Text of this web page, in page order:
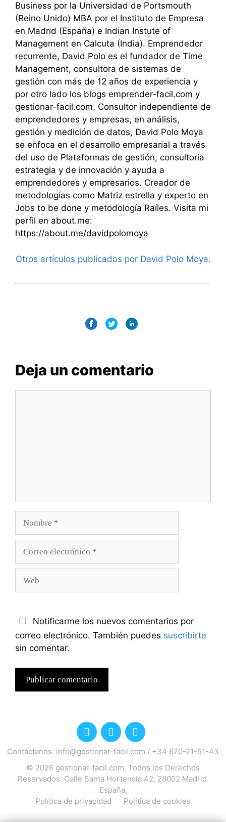
Business por la Universidad de Portsmouth
(Reino Unido) MBA por el Instituto de Empresa
en Madrid (España) e Indian Instute of
Management en Calcuta (India). Emprendedor
recurrente, David Polo es el fundador de Time
Management, consultora de sistemas de
gestión con más de 12 años de experiencia y
por otro lado los blogs emprender-facil.com y
gestionar-facil.com. Consultor independiente de
emprendedores y empresas, en análisis,
gestión y medición de datos, David Polo Moya
se enfoca en el desarrollo empresarial a través
del uso de Plataformas de gestión, consultoría
estrategia y de innovación y ayuda a
emprendedores y empresarios. Creador de
metodologías como Matriz estrella y experto en
Jobs to be done y metodología Raíles. Visita mi
perfil en about.me:
https://about.me/davidpolomoya
Otros artículos publicados por David Polo Moya.
Deja un comentario
Notificarme los nuevos comentarios por
correo electrónico. También puedes suscribirte
sin comentar.
Contáctanos: info@gestionar-facil.com / +34 670-21-51-43
© 2026 gestionar-facil.com. Todos los Derechos
Reservados. Calle Santa Hortensia 42, 28002 Madrid.
España.
Política de privacidad
Política de cookies